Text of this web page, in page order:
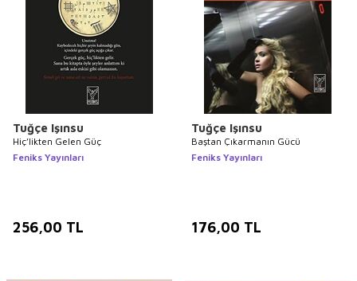
Tuğçe Işınsu
Hiç’likten Gelen Güç
Feniks Yayınları
256,00 TL
Tuğçe Işınsu
Baştan Çıkarmanın Gücü
Feniks Yayınları
176,00 TL